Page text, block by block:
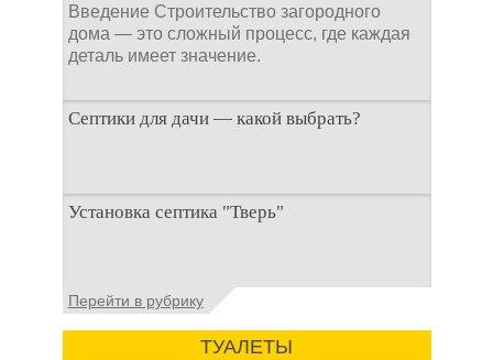
Введение Строительство загородного
дома — это сложный процесс, где каждая
деталь имеет значение.
Септики для дачи — какой выбрать?
При строительстве дачи одной из
первоочередных задач становится
Установка септика "Тверь"
Установка септика Тверь - важнейший
аспект утилизации сточных вод в частных
домах и на загородных
Перейти в рубрику
ТУАЛЕТЫ